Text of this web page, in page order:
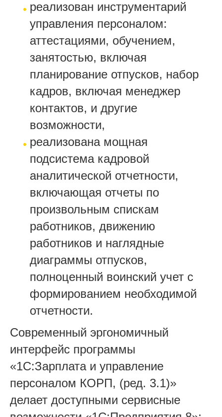
реализован инструментарий
управления персоналом:
аттестациями, обучением,
занятостью, включая
планирование отпусков, набор
кадров, включая менеджер
контактов, и другие
возможности,
реализована мощная
подсистема кадровой
аналитической отчетности,
включающая отчеты по
произвольным спискам
работников, движению
работников и наглядные
диаграммы отпусков,
полноценный воинский учет с
формированием необходимой
отчетности.
Современный эргономичный
интерфейс программы
«1С:Зарплата и управление
персоналом КОРП, (ред. 3.1)»
делает доступными сервисные